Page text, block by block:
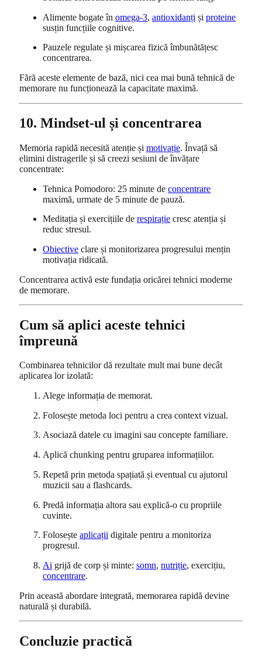
Alimente bogate în omega-3, antioxidanți și proteine
susțin funcțiile cognitive.
Pauzele regulate și mișcarea fizică îmbunătățesc
concentrarea.
Fără aceste elemente de bază, nici cea mai bună tehnică de
memorare nu funcționează la capacitate maximă.
10. Mindset-ul și concentrarea
Memoria rapidă necesită atenție și motivație. Învață să
elimini distragerile și să creezi sesiuni de învățare
concentrate:
Tehnica Pomodoro: 25 minute de concentrare
maximă, urmate de 5 minute de pauză.
Meditația și exercițiile de respirație cresc atenția și
reduc stresul.
Obiective clare și monitorizarea progresului mențin
motivația ridicată.
Concentrarea activă este fundația oricărei tehnici moderne
de memorare.
Cum să aplici aceste tehnici
împreună
Combinarea tehnicilor dă rezultate mult mai bune decât
aplicarea lor izolată:
Alege informația de memorat.
Folosește metoda loci pentru a crea context vizual.
Asociază datele cu imagini sau concepte familiare.
Aplică chunking pentru gruparea informațiilor.
Repetă prin metoda spațiată și eventual cu ajutorul
muzicii sau a flashcards.
Predă informația altora sau explică-o cu propriile
cuvinte.
Folosește aplicații digitale pentru a monitoriza
progresul.
Ai grijă de corp și minte: somn, nutriție, exercițiu,
concentrare.
Prin această abordare integrată, memorarea rapidă devine
naturală și durabilă.
Concluzie practică